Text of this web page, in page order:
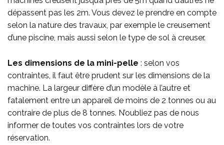
dépassent pas les 2m. Vous devez le prendre en compte
selon la nature des travaux, par exemple le creusement
d’une piscine, mais aussi selon le type de sol à creuser.
Les dimensions de la mini-pelle : selon vos
contraintes, il faut être prudent sur les dimensions de la
machine. La largeur diffère d’un modèle à l’autre et
fatalement entre un appareil de moins de 2 tonnes ou au
contraire de plus de 8 tonnes. N’oubliez pas de nous
informer de toutes vos contraintes lors de votre
réservation.